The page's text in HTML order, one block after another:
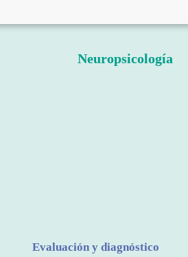
Neuropsicología
Evaluación y diagnóstico